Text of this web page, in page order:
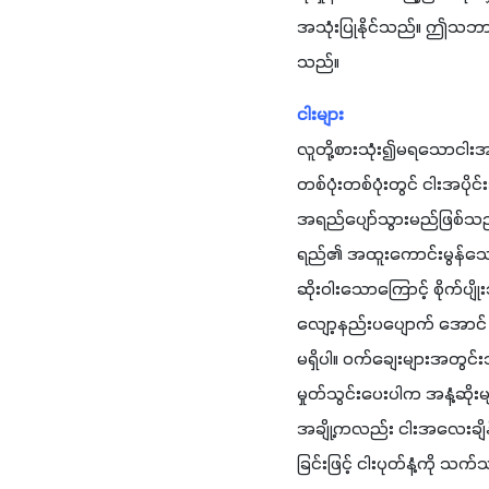
အသုံးပြုနိုင်သည်။ ဤသဘာဝ
သည်။
ငါးများ
လူတို့စားသုံး၍မရသောငါးအ
တစ်ပုံးတစ်ပုံးတွင် ငါးအပိုင်
အရည်ပျော်သွားမည်ဖြစ်
ရည်၏ အထူးကောင်းမွန်သေ
ဆိုးဝါးသောကြောင့် စို
လျော့နည်းပပျောက် အေ
မရှိပါ။ ဝက်ချေးများ
မှုတ်သွင်းပေးပါက အနံ့ဆိုးမ
အချို့ကလည်း ငါးအလေးခ
ခြင်းဖြင့် ငါးပုတ်နံ့ကို သ